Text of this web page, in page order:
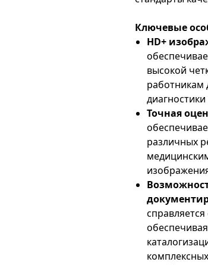
Ключевые
HD+
высокой
работникам
Точная
различных